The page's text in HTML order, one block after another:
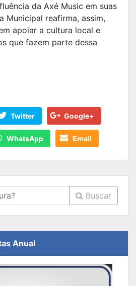
da Axé Music em suas
Municipal reafirma, assim,
apoiar a cultura local e
que fazem parte dessa
Twitter Google+
WhatsApp Email
Buscar
Anual